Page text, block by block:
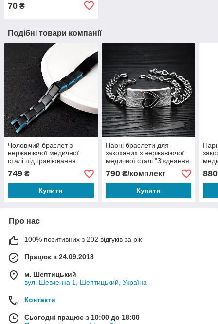
70 ₴
Подібні товари компанії
Чоловічий браслет з
нержавіючої медичної
сталі під гравіювання
749 ₴
Купити
Парні браслети для
закоханих з нержавіючої
медичної сталі "З'єднання
Сердець"
790₴/комплект
Купити
880
Про нас
100% позитивних з 202 відгуків за рік
Працює з 24.09.2018
м. Шептицький
вул. Шевченка 1, Шептицький, Україна
Контакти
Сьогодні працює з 10:00 до 18:00